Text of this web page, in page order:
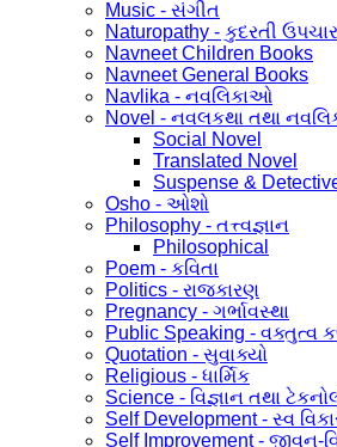
Music - સંગીત
Naturopathy - કુદરતી ઉપચાર
Navneet Children Books
Navneet General Books
Navlika - નવલિકાઓ
Novel - નવલકથા તથા
Social Novel
Translated Novel
Suspense &
Osho - ઓશો
Philosophy - તત્ત્વજ્ઞાન
Philosophical
Poem - કવિતા
Politics - રાજકારણ
Pregnancy - ગર્ભાવસ્થા
Public Speaking - વક્તુત્વ
Quotation - સુવાક્યો
Religious - ધાર્મિક
Science - વિજ્ઞાન તથા
Self Development - સ્વ
Self Improvement - જીવન-